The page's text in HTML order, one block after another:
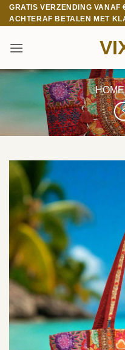
Ga
naar
GRATIS VERZENDING
ACHTERAF BETALEN MET
HOME